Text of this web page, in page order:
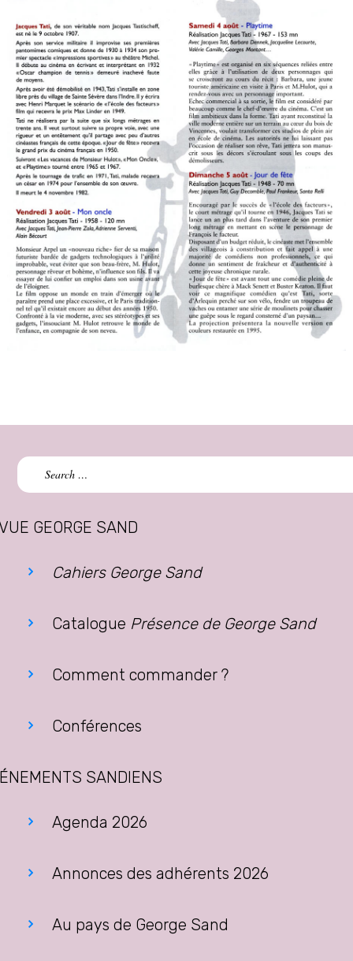
Search
for:
GEORGE SAND
Cahiers George Sand
Catalogue Présence de George Sand
Comment commander ?
Conférences
SANDIENS
Agenda 2026
Annonces des adhérents 2026
Au pays de George Sand